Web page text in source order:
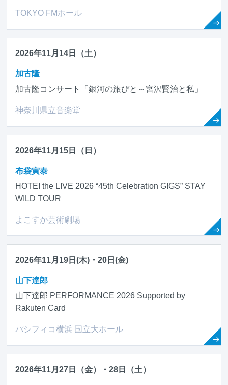
TOKYO FMホール
2026年11月14日（土）
加古隆
加古隆コンサート「銀河の旅びと～宮沢賢治と私」
神奈川県立音楽堂
2026年11月15日（日）
布袋寅泰
HOTEI the LIVE 2026 “45th Celebration GIGS” STAY
WILD TOUR
よこすか芸術劇場
2026年11月19日(木)・20日(金)
山下達郎
山下達郎 PERFORMANCE 2026 Supported by
Rakuten Card
パシフィコ横浜 国立大ホール
2026年11月27日（金）・28日（土）